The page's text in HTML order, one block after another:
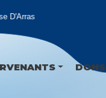
DONS